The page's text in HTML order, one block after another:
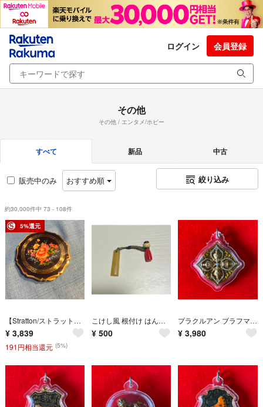
ログイン 会員登録
その他
その他 / エンタメ/ホビー
すべて 新品 中古
販売中のみ おすすめ順 絞り込み
約30,000件中 73 - 108件
5%還元
【Stratton/ストラットン】アンティーク コンパクトミラー イギリス製
¥ 3,839
191円相当還元 (5%)
こけし風 根付け はんこ 彫刻なし
¥ 500
プラクルアン ブラフマー神 開運 守護 御守り
¥ 3,980